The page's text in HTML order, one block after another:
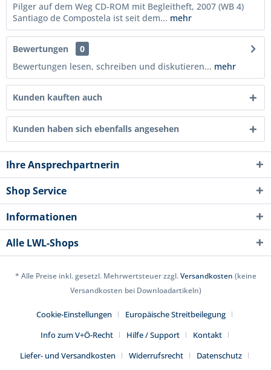
Pilger auf dem Weg CD-ROM mit Begleitheft, 2007 (WB 4)
Santiago de Compostela ist seit dem... mehr
Bewertungen
0
Bewertungen lesen, schreiben und diskutieren... mehr
Kunden kauften auch
Kunden haben sich ebenfalls angesehen
Ihre Ansprechpartnerin
Shop Service
Informationen
Alle LWL-Shops
* Alle Preise inkl. gesetzl. Mehrwertsteuer zzgl.Versandkosten (keine
Versandkosten bei Downloadartikeln)
Cookie-Einstellungen
Europäische Streitbeilegung
Info zum V+Ö-Recht
Hilfe / Support
Kontakt
Liefer- und Versandkosten
Widerrufsrecht
Datenschutz